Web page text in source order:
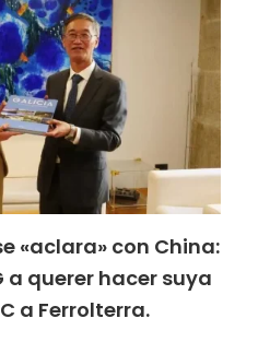
«aclara» con China:
a querer hacer suya
a Ferrolterra.